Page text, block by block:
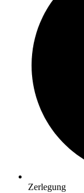
Zerlegung